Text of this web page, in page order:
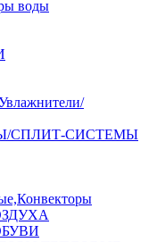
воды
СПЛИТ-СИСТЕМЫ